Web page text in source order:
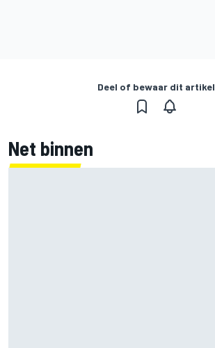
Deel of bewaar dit artikel
Net binnen